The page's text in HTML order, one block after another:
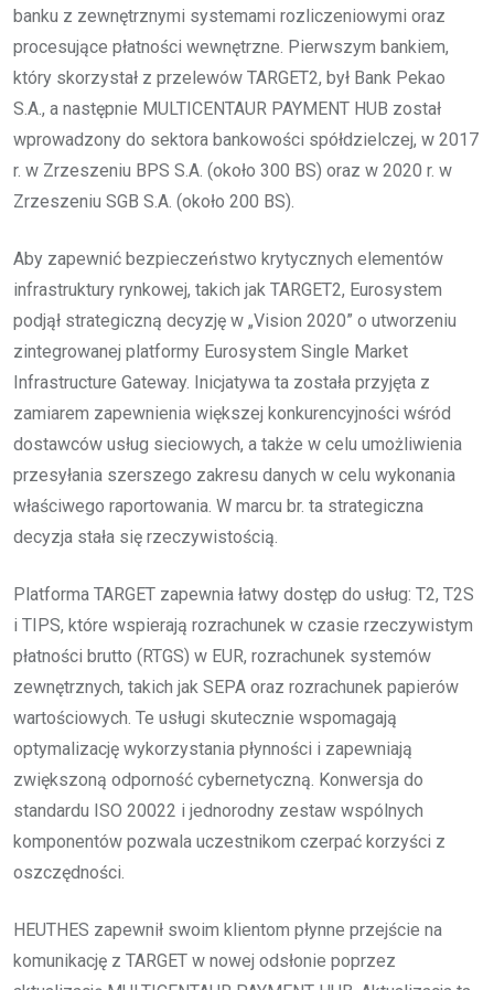
banku z zewnętrznymi systemami rozliczeniowymi oraz
procesujące płatności wewnętrzne. Pierwszym bankiem,
który skorzystał z przelewów TARGET2, był Bank Pekao
S.A., a następnie MULTICENTAUR PAYMENT HUB został
wprowadzony do sektora bankowości spółdzielczej, w 2017
r. w Zrzeszeniu BPS S.A. (około 300 BS) oraz w 2020 r. w
Zrzeszeniu SGB S.A. (około 200 BS).
Aby zapewnić bezpieczeństwo krytycznych elementów
infrastruktury rynkowej, takich jak TARGET2, Eurosystem
podjął strategiczną decyzję w „Vision 2020” o utworzeniu
zintegrowanej platformy Eurosystem Single Market
Infrastructure Gateway. Inicjatywa ta została przyjęta z
zamiarem zapewnienia większej konkurencyjności wśród
dostawców usług sieciowych, a także w celu umożliwienia
przesyłania szerszego zakresu danych w celu wykonania
właściwego raportowania. W marcu br. ta strategiczna
decyzja stała się rzeczywistością.
Platforma TARGET zapewnia łatwy dostęp do usług: T2, T2S
i TIPS, które wspierają rozrachunek w czasie rzeczywistym
płatności brutto (RTGS) w EUR, rozrachunek systemów
zewnętrznych, takich jak SEPA oraz rozrachunek papierów
wartościowych. Te usługi skutecznie wspomagają
optymalizację wykorzystania płynności i zapewniają
zwiększoną odporność cybernetyczną. Konwersja do
standardu ISO 20022 i jednorodny zestaw wspólnych
komponentów pozwala uczestnikom czerpać korzyści z
oszczędności.
HEUTHES zapewnił swoim klientom płynne przejście na
komunikację z TARGET w nowej odsłonie poprzez